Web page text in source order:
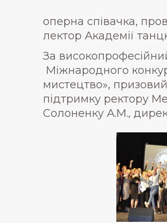
оперна співачка,
лектор Академії
За
Міжнародного
мистецтво»,
підтримку ректору
Солоненку А.М.,